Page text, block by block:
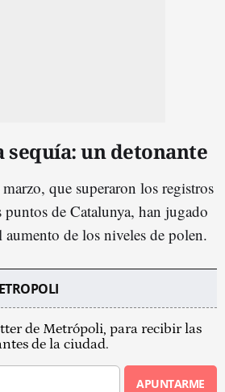
sequía: un detonante
que superaron los registros
de Catalunya, han jugado
de los niveles de polen.
de Metrópoli, para recibir las
de la ciudad.
APUNTARME